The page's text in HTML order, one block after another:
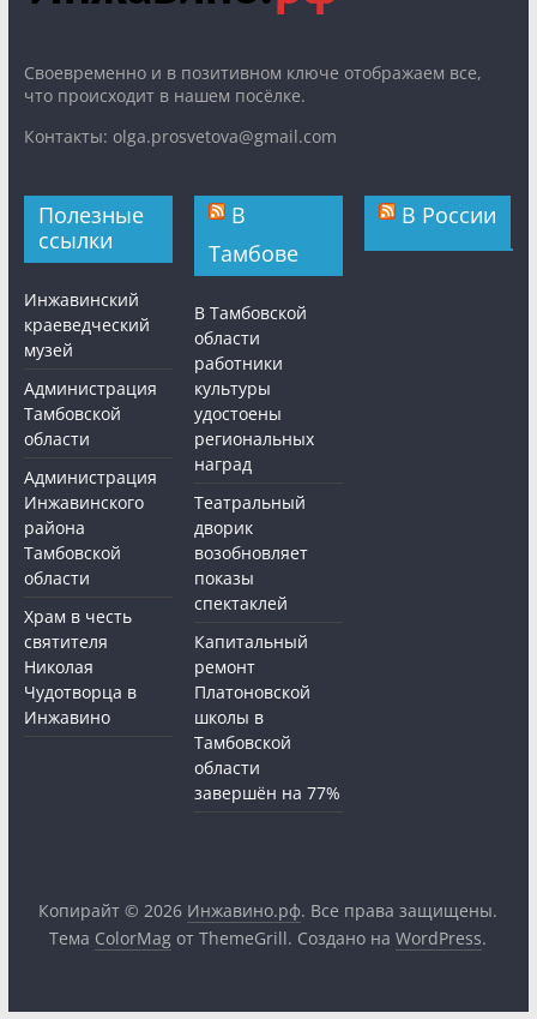
Cвоевременно и в позитивном ключе отображаем все,
что происходит в нашем посёлке.
Контакты: olga.prosvetova@gmail.com
Полезные
ссылки
Инжавинский
краеведческий
музей
Администрация
Тамбовской
области
Администрация
Инжавинского
района
Тамбовской
области
Храм в честь
святителя
Николая
Чудотворца в
Инжавино
В
Тамбове
В Тамбовской
области
работники
культуры
удостоены
региональных
наград
Театральный
дворик
возобновляет
показы
спектаклей
Капитальный
ремонт
Платоновской
школы в
Тамбовской
области
завершён на 77%
В России
Копирайт © 2026 Инжавино.рф. Все права защищены.
Тема ColorMag от ThemeGrill. Создано наWordPress.